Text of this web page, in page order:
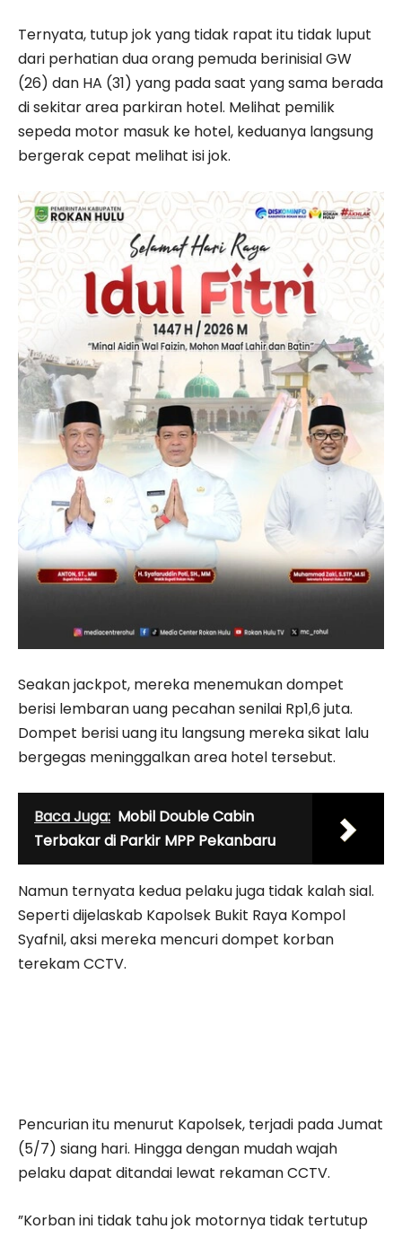
Ternyata, tutup jok yang tidak rapat itu tidak luput
dari perhatian dua orang pemuda berinisial GW
(26) dan HA (31) yang pada saat yang sama berada
di sekitar area parkiran hotel. Melihat pemilik
sepeda motor masuk ke hotel, keduanya langsung
bergerak cepat melihat isi jok.
Seakan jackpot, mereka menemukan dompet
berisi lembaran uang pecahan senilai Rp1,6 juta.
Dompet berisi uang itu langsung mereka sikat lalu
bergegas meninggalkan area hotel tersebut.
Baca Juga: Mobil Double Cabin
Terbakar di Parkir MPP Pekanbaru
Namun ternyata kedua pelaku juga tidak kalah sial.
Seperti dijelaskab Kapolsek Bukit Raya Kompol
Syafnil, aksi mereka mencuri dompet korban
terekam CCTV.
Pencurian itu menurut Kapolsek, terjadi pada Jumat
(5/7) siang hari. Hingga dengan mudah wajah
pelaku dapat ditandai lewat rekaman CCTV.
”Korban ini tidak tahu jok motornya tidak tertutup